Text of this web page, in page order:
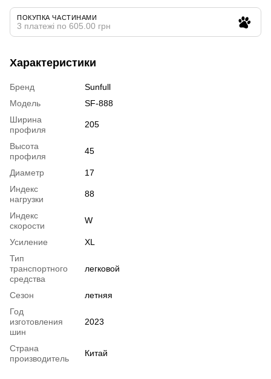
ПОКУПКА ЧАСТИНАМИ
3 платежі по 605.00 грн
Характеристики
Бренд
Sunfull
Модель
SF-888
Ширина
профиля
205
Высота
профиля
45
Диаметр
17
Индекс
нагрузки
88
Индекс
скорости
W
Усиление
XL
Тип
транспортного
средства
легковой
Сезон
летняя
Год
изготовления
шин
2023
Страна
производитель
Китай